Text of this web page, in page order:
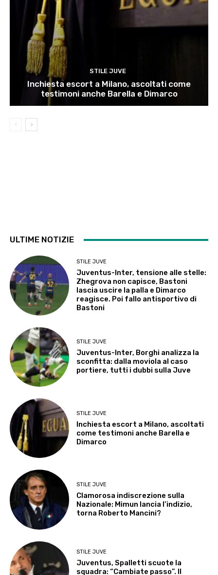
STILE JUVE
Inchiesta escort a Milano, ascoltati come
testimoni anche Barella e Dimarco
ULTIME NOTIZIE
STILE JUVE
Juventus-Inter, tensione alle stelle:
Zhegrova non capisce, Bastoni
lascia uscire la palla e Dimarco
reagisce. Poi fallo antisportivo di
Bastoni
STILE JUVE
Juventus-Inter, Borghi analizza la
sconfitta: dalla moviola al caso
portiere, tutti i dubbi sulla Juve
STILE JUVE
Inchiesta escort a Milano, ascoltati
come testimoni anche Barella e
Dimarco
STILE JUVE
Clamorosa indiscrezione sulla
Nazionale: Mimun lancia l’indizio,
torna Roberto Mancini?
STILE JUVE
Juventus, Spalletti scuote la
squadra: “Cambiate passo”. Il